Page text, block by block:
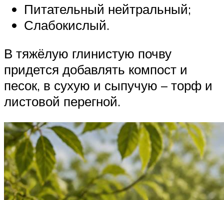
Питательный нейтральный;
Слабокислый.
В тяжёлую глинистую почву
придется добавлять компост и
песок, в сухую и сыпучую – торф и
листовой перегной.